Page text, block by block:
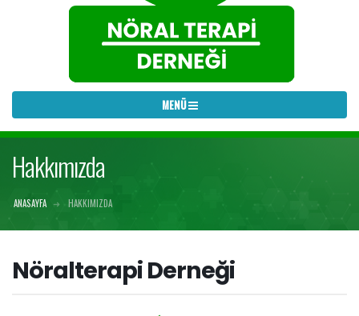
Hakkımızda
ANASAYFA HAKKIMIZDA
Nöralterapi Derneği